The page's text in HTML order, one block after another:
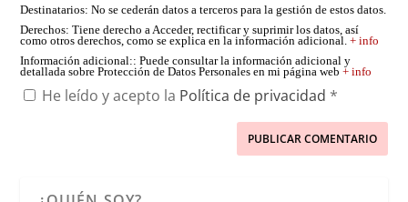
Destinatarios: No se cederán datos a terceros para la gestión de estos datos.
Derechos: Tiene derecho a Acceder, rectificar y suprimir los datos, así
como otros derechos, como se explica en la información adicional.+ info
Información adicional:: Puede consultar la información adicional y
detallada sobre Protección de Datos Personales en mi página web+ info
He leído y acepto la Política de privacidad *